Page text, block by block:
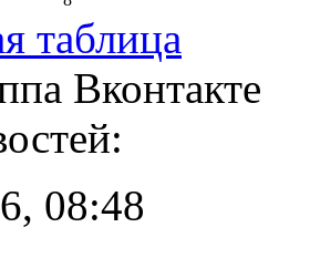
таблица
Вконтакте
08:48